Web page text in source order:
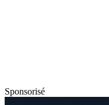
Sponsorisé